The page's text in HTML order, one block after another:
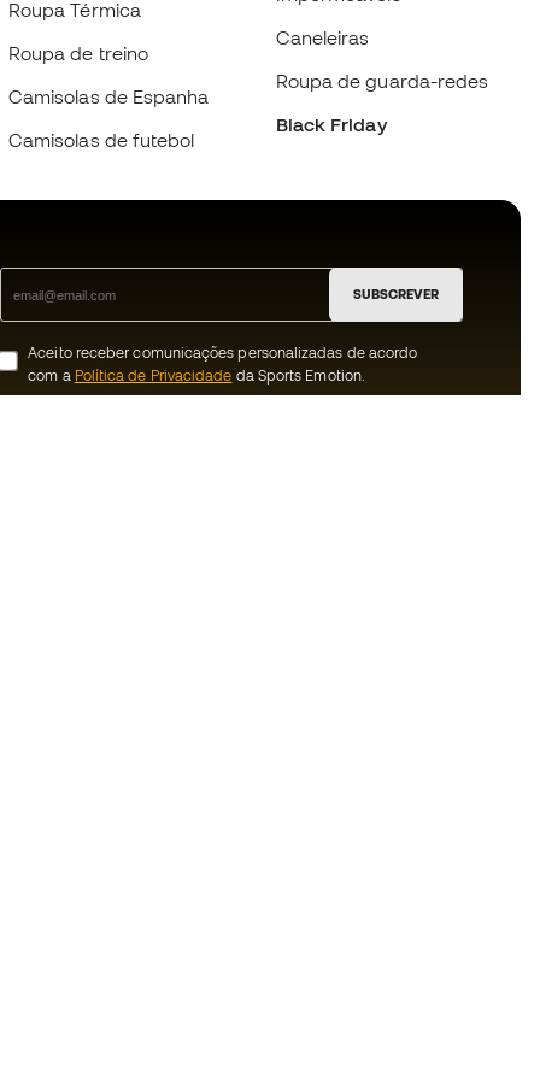
Roupa Térmica
Roupa de treino
Camisolas de Espanha
Camisolas de futebol
Caneleiras
Roupa de guarda-redes
Black Friday
SUBSCREVER
Aceito receber comunicações personalizadas de acordo
com a Política de Privacidade da Sports Emotion.